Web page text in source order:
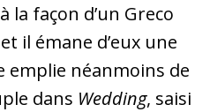
la façon d’un Greco
il émane d’eux une
emplie néanmoins de
dans Wedding, saisi